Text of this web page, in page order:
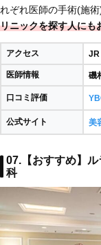
れぞれ医師の手術(施
リニックを探す人にも
アクセス JR
医師情報 磯
口コミ評価
公式サイト 美
07.【おすすめ】
科